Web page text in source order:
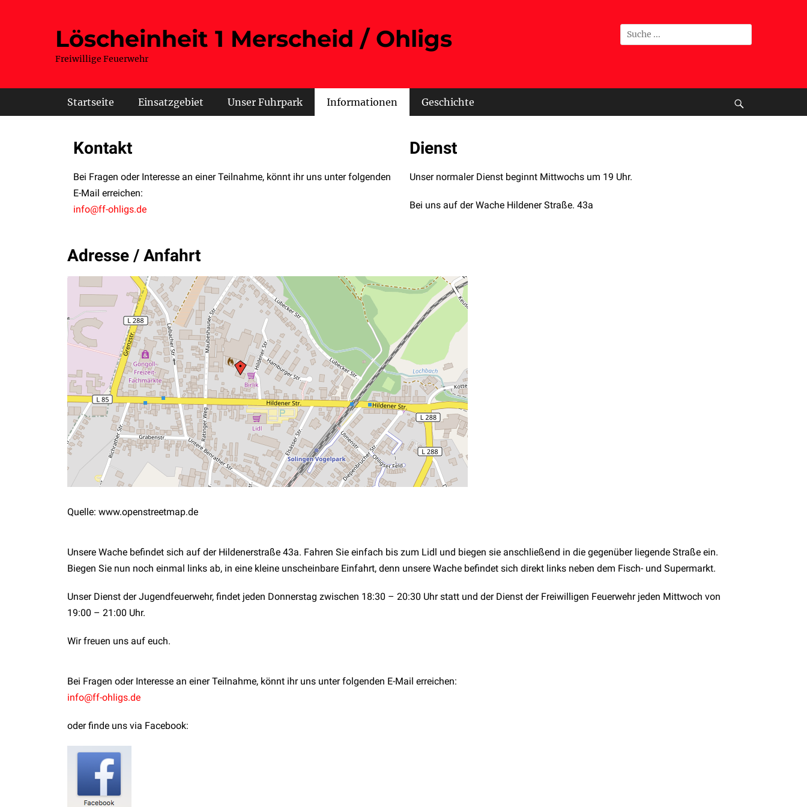
Löscheinheit 1 Merscheid / Ohligs
Freiwillige Feuerwehr
Hauptmenü
Startseite Einsatzgebiet Unser Fuhrpark Informationen Geschichte
Kontakt
Bei Fragen oder Interesse an einer Teilnahme, könnt ihr uns unter folgenden
E-Mail erreichen:
info@ff-ohligs.de
Dienst
Unser normaler Dienst beginnt Mittwochs um 19 Uhr.
Bei uns auf der Wache Hildener Straße. 43a
Adresse / Anfahrt
Quelle: www.openstreetmap.de
Unsere Wache befindet sich auf der Hildenerstraße 43a. Fahren Sie einfach bis zum Lidl und biegen sie anschließend in die gegenüber liegende Straße ein.
Biegen Sie nun noch einmal links ab, in eine kleine unscheinbare Einfahrt, denn unsere Wache befindet sich direkt links neben dem Fisch- und Supermarkt.
Unser Dienst der Jugendfeuerwehr, findet jeden Donnerstag zwischen 18:30 – 20:30 Uhr statt und der Dienst der Freiwilligen Feuerwehr jeden Mittwoch von
19:00 – 21:00 Uhr.
Wir freuen uns auf euch.
Bei Fragen oder Interesse an einer Teilnahme, könnt ihr uns unter folgenden E-Mail erreichen:
info@ff-ohligs.de
oder finde uns via Facebook: